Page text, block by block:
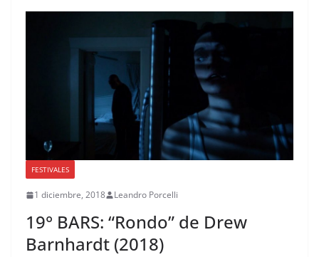
FESTIVALES
1 diciembre, 2018 Leandro Porcelli
19° BARS: “Rondo” de Drew
Barnhardt (2018)